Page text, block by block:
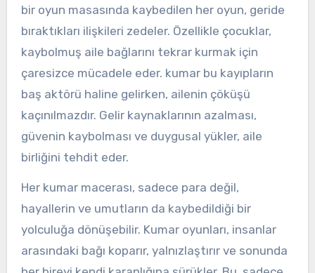
bir oyun masasında kaybedilen her oyun, geride
bıraktıkları ilişkileri zedeler. Özellikle çocuklar,
kaybolmuş aile bağlarını tekrar kurmak için
çaresizce mücadele eder. kumar bu kayıpların
baş aktörü haline gelirken, ailenin çöküşü
kaçınılmazdır. Gelir kaynaklarının azalması,
güvenin kaybolması ve duygusal yükler, aile
birliğini tehdit eder.
Her kumar macerası, sadece para değil,
hayallerin ve umutların da kaybedildiği bir
yolculuğa dönüşebilir. Kumar oyunları, insanlar
arasındaki bağı koparır, yalnızlaştırır ve sonunda